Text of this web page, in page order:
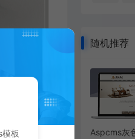
随机推荐
Aspcms灰
板